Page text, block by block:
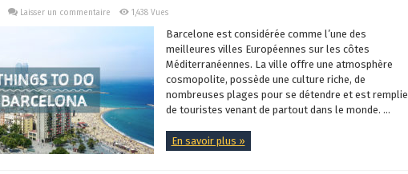
Laisser un commentaire 1,438 Vues
Barcelone est considérée comme l’une des
meilleures villes Européennes sur les côtes
Méditerranéennes. La ville offre une atmosphère
cosmopolite, possède une culture riche, de
nombreuses plages pour se détendre et est remplie
de touristes venant de partout dans le monde. ...
En savoir plus »